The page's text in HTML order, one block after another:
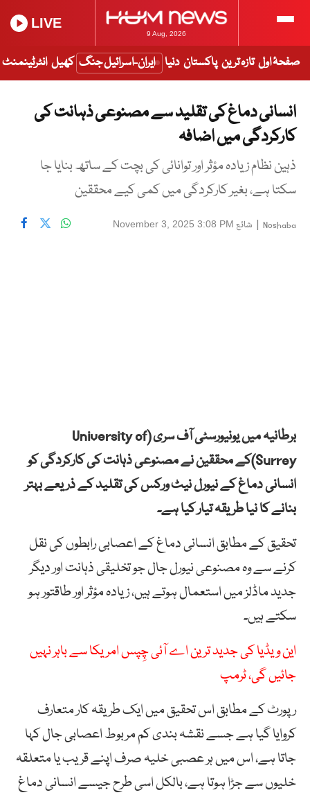
9 Aug, 2026
LIVE
صفحۂ اول تازہ ترین پاکستان دنیا ایران-اسرائیل جنگ کھیل انٹرٹینمنٹ
انسانی دماغ کی تقلید سے مصنوعی ذہانت کی
کارکردگی میں اضافہ
ذہین نظام زیادہ مؤثر اور توانائی کی بچت کے ساتھ بنایا جا
سکتا ہے، بغیر کارکردگی میں کمی کیے محققین
Noshaba
| شائع November 3, 2025 3:08 PM
برطانیہ میں یونیورسٹی آف سری (University of
Surrey)کے محققین نے مصنوعی ذہانت کی کارکردگی کو
انسانی دماغ کے نیورل نیٹ ورکس کی تقلید کے ذریعے بہتر
بنانے کا نیا طریقہ تیار کیا ہے۔
تحقیق کے مطابق انسانی دماغ کے اعصابی رابطوں کی نقل
کرنے سے وہ مصنوعی نیورل جال جو تخلیقی ذہانت اور دیگر
جدید ماڈلز میں استعمال ہوتے ہیں، زیادہ مؤثر اور طاقتور ہو
سکتے ہیں۔
این ویڈیا کی جدید ترین اے آئی چِپس امریکا سے باہر نہیں
جائیں گی، ٹرمپ
رپورٹ کے مطابق اس تحقیق میں ایک طریقہ کار متعارف
کروایا گیا ہے جسے نقشہ بندی کم مربوط اعصابی جال کہا
جاتا ہے، اس میں ہر عصبی خلیہ صرف اپنے قریب یا متعلقہ
خلیوں سے جڑا ہوتا ہے، بالکل اسی طرح جیسے انسانی دماغ